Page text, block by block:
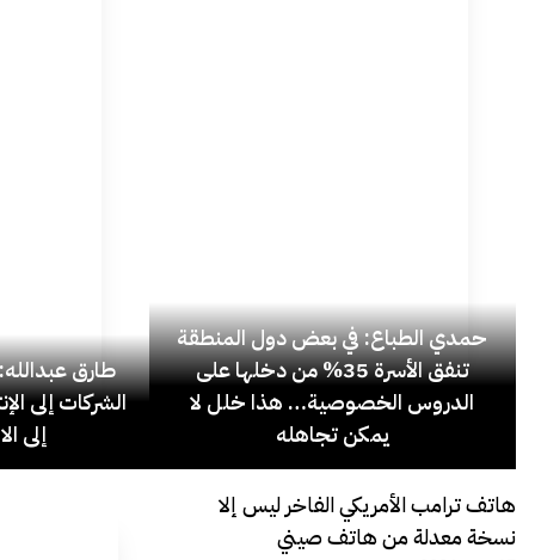
حمدي الطباع: في بعض دول المنطقة
تنفق الأسرة 35% من دخلها على
الدروس الخصوصية… هذا خلل لا
يمكن تجاهله
الشركات إلى
إلى
هاتف ترامب الأمريكي الفاخر ليس إلا
نسخة معدلة من هاتف صيني